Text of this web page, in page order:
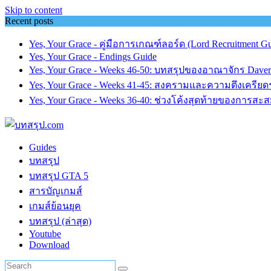
Skip to content
Recent posts
Yes, Your Grace - คู่มือการเกณฑ์ลอร์ด (Lord Recruitment
Yes, Your Grace - Endings Guide
Yes, Your Grace - Weeks 46-50: บทสรุปของอาณาจักร
Yes, Your Grace - Weeks 41-45: สงครามและความตึงเครีย
Yes, Your Grace - Weeks 36-40: ช่วงโค้งสุดท้ายของการส
Guides
บทสรุป
บทสรุป GTA 5
สารบัญเกมส์
เกมส์ย้อนยุค
บทสรุป (ล่าสุด)
Youtube
Download